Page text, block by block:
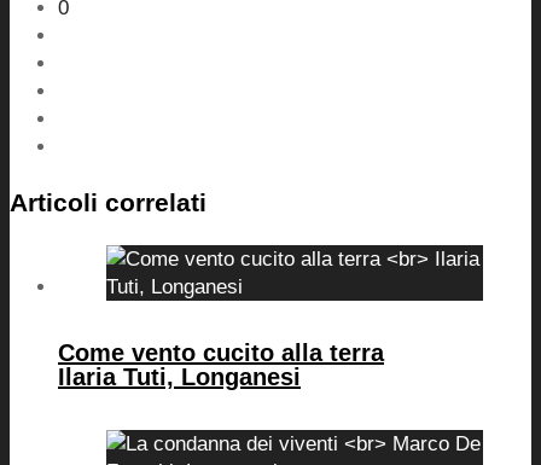
0
Articoli correlati
Come vento cucito alla terra
Ilaria Tuti, Longanesi